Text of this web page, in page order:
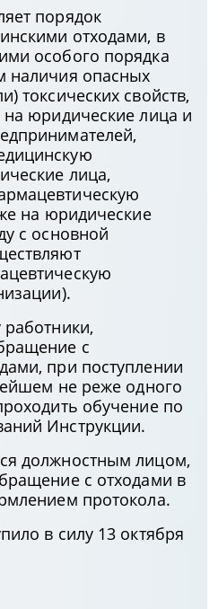
порядок
отходами, в
особого порядка
наличия опасных
токсических свойств,
на юридические лица и
лица,
на юридические
с основной
работники,
с
при поступлении
не реже одного
обучение по
Инструкции.
должностным лицом,
с отходами в
протокола.
в силу 13 октября